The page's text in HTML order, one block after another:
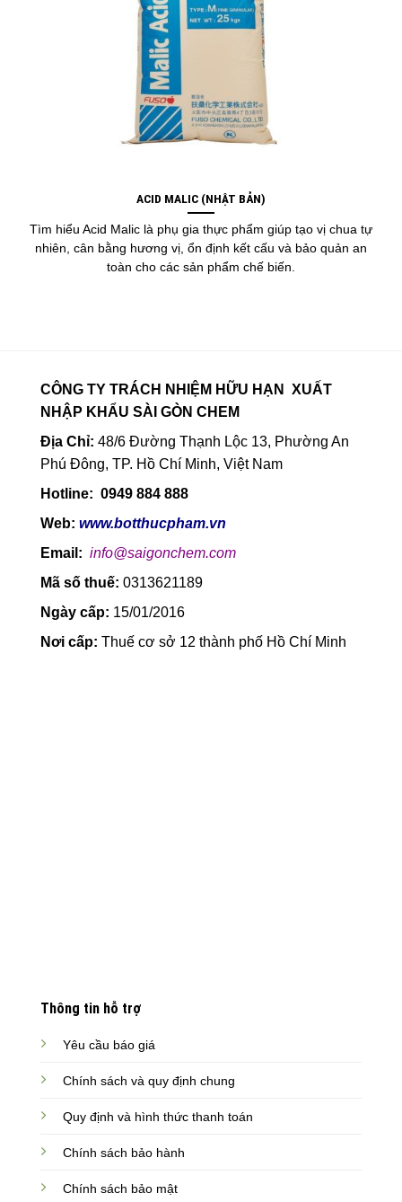
ACID MALIC (NHẬT BẢN)
Tìm hiểu Acid Malic là phụ gia thực phẩm giúp tạo vị chua tự
nhiên, cân bằng hương vị, ổn định kết cấu và bảo quản an
toàn cho các sản phẩm chế biến.
CÔNG TY TRÁCH NHIỆM HỮU HẠN XUẤT
NHẬP KHẨU SÀI GÒN CHEM
Địa Chỉ: 48/6 Đường Thạnh Lộc 13, Phường An
Phú Đông, TP. Hồ Chí Minh, Việt Nam
Hotline: 0949 884 888
Web: www.botthucpham.vn
Email: info@saigonchem.com
Mã số thuế: 0313621189
Ngày cấp: 15/01/2016
Nơi cấp: Thuế cơ sở 12 thành phố Hồ Chí Minh
Thông tin hỗ trợ
Yêu cầu báo giá
Chính sách và quy định chung
Quy định và hình thức thanh toán
Chính sách bảo hành
Chính sách bảo mật